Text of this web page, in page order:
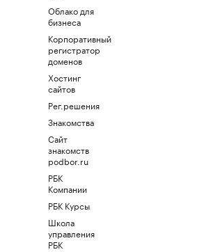
Облако для
бизнеса
Корпоративный
регистратор
доменов
Хостинг
сайтов
Рег.решения
Знакомства
Сайт
знакомств
podbor.ru
РБК
Компании
РБК Курсы
Школа
управления
РБК